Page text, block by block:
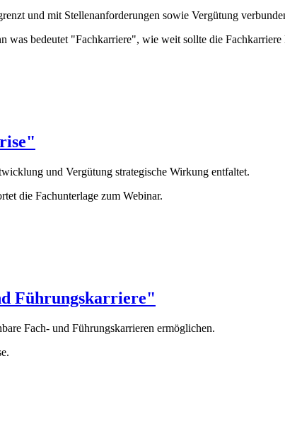
und mit Stellenanforderungen sowie Vergütung
was bedeutet "Fachkarriere", wie weit sollte die
und Vergütung strategische Wirkung entfaltet.
die Fachunterlage zum Webinar.
Führungskarriere"
Fach- und Führungskarrieren ermöglichen.